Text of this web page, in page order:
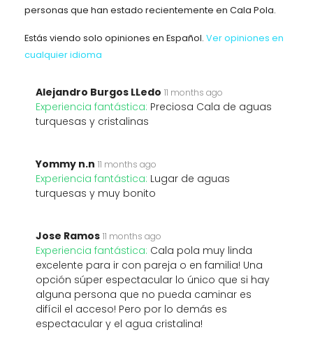
personas que han estado recientemente en Cala Pola.
Estás viendo solo opiniones en Español. Ver opiniones en
cualquier idioma
Alejandro Burgos LLedo 11 months ago
Experiencia fantástica: Preciosa Cala de aguas
turquesas y cristalinas
Yommy n.n 11 months ago
Experiencia fantástica: Lugar de aguas
turquesas y muy bonito
Jose Ramos 11 months ago
Experiencia fantástica: Cala pola muy linda
excelente para ir con pareja o en familia! Una
opción súper espectacular lo único que si hay
alguna persona que no pueda caminar es
difícil el acceso! Pero por lo demás es
espectacular y el agua cristalina!